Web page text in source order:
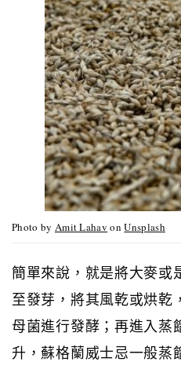
Photo by Amit Lahav onUnsplash
簡單來說，就是將大麥或
至發芽，將其風乾或烘乾
母菌進行發酵；再進入蒸
升，蘇格蘭威士忌一般蒸